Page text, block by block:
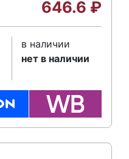
646.6 ₽
в наличии
нет в наличии